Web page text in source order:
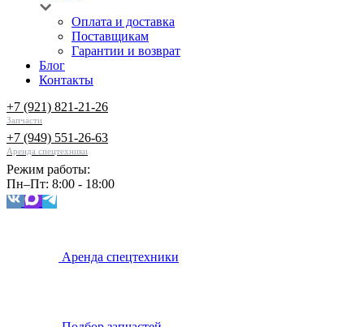
Оплата и доставка
Поставщикам
Гарантии и возврат
Блог
Контакты
+7 (921) 821-21-26
Запчасти
+7 (949) 551-26-63
Аренда спецтехники
Режим работы:
Пн–Пт: 8:00 - 18:00
Аренда спецтехники